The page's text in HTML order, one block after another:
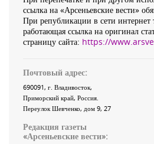
ссылка на «Арсеньевские вести»
При републикации в сети интернет
работающая ссылка на оригинал
страницу сайта: https://
Почтовый адрес:
690091, г. Владивосток,
Приморский край, Россия
Переулок Шевченко, дом 9, 27
Редакция газеты
«Арсеньевские вести»: